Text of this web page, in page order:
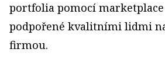
portfolia pomocí marketplace
podpořené kvalitními lidmi
firmou.